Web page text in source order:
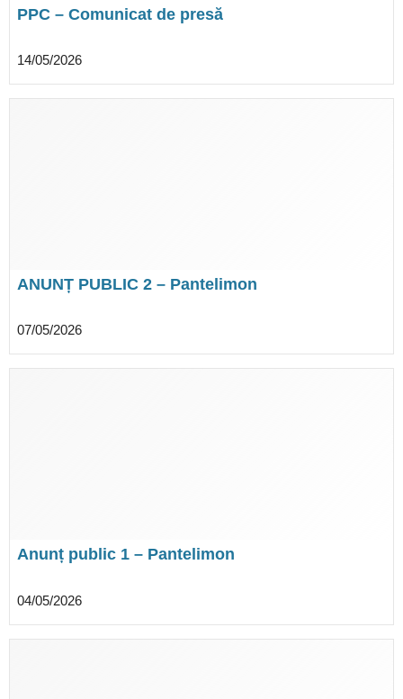
PPC – Comunicat de presă
14/05/2026
ANUNȚ PUBLIC 2 – Pantelimon
07/05/2026
Anunț public 1 – Pantelimon
04/05/2026